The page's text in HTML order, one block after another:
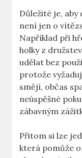
Důležité je,
není jen o
Například při
holky z
udělat bez
protože
smějí, občas
neúspěšné
zábavným
Přitom si lze
která pomůže